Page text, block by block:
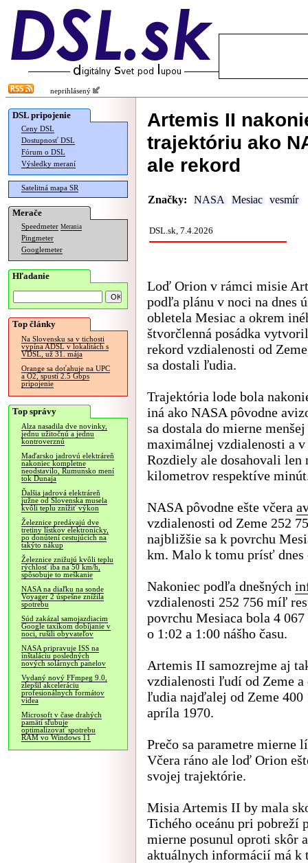
neprihlásený
DSL pripojenie
Ceny DSL
Dostupnosť DSL
Fórum o DSL
Výsledky meraní
Satelitná mapa SR
Merače
Speedmeter Merania
Pingmeter
Googlemeter
Hľadanie
Top články
Na Slovensku sa v tichosti
vypína ADSL v lokalitách s
VDSL, už 31. mája
Orange sa doťahuje na UPC
a O2, spustí 2.5 Gbps
pripojenie
Top správy
Alza nasadila dve novinky,
jednu užitočnú a jednu
kontroverznú
Maďarsko jadrovú elektráreň
nakoniec kompletne
neodstavilo, Rumunsko mení
tok Dunaja
Ďalšia jadrová elektráreň
južne od Slovenska musela
kvôli teplu znížiť výkon
Železnice predávajú dve
tretiny lístkov elektronicky,
po donútení cestujúcich na
takýto nákup
Železnice znižujú kvôli teplu
rýchlosť iba na 50 km/h,
spôsobuje to meškanie
NASA na diaľku na sonde
Voyager 2 úspešne znížila
spotrebu
Súd zakázal samojazdiacim
Google taxíkom dobíjanie v
noci, rušili obyvateľov
NASA pripravuje ISS na
inštaláciu posledných
nových solárnych panelov
Vydaný nový FFmpeg 9.0,
zlepšil akceleráciu
profesionálnych formátov
videa
Microsoft v čase drahých
pamätí sľubuje
optimalizovať spotrebu
RAM vo Windows 11
Artemis II
trajektóriu ako
ale rekord
Značky: NASA Mesiac vesmír
DSL.sk, 7.4.2026
Loď Orion v rámci misie
podľa plánu v noci na dnes
obletela Mesiac a okrem
štvorčlenná posádka
rekord vzdialenosti od
sa dostali ľudia.
Trajektória lode bola
iná ako NASA pôvodne
sa dostala do mierne menšej
maximálnej vzdialenosti a v
Rozdiely ale dosahovali len
kilometrov respektíve
NASA pôvodne ešte včera
vzdialenosti od Zeme 252
najbližšie sa k povrchu
km. Malo k tomu prísť dnes
Nakoniec podľa dnešných
vzdialenosti 252 756 míľ
povrchu Mesiaca bola 4
o 1:02 a 1:00 nášho času.
Artemis II samozrejme aj
vzdialenosti ľudí od Zeme
ľudia najďalej od Zeme
apríla 1970.
Prečo sa parametre mierne
Včera ráno ale loď Orion
svojej trajektórie.
Misia Artemis II by mala
Tichého oceánu pri pobreží
mierne posunul oproti skôr
aktuálnych informácií má k